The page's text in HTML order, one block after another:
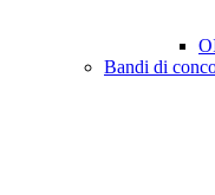
Bandi di